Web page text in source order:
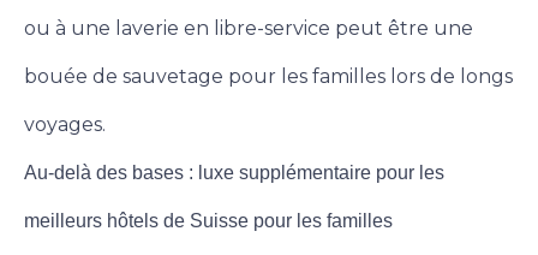
ou à une laverie en libre-service peut être une
bouée de sauvetage pour les familles lors de longs
voyages.
Au-delà des bases : luxe supplémentaire pour les
meilleurs hôtels de Suisse pour les familles